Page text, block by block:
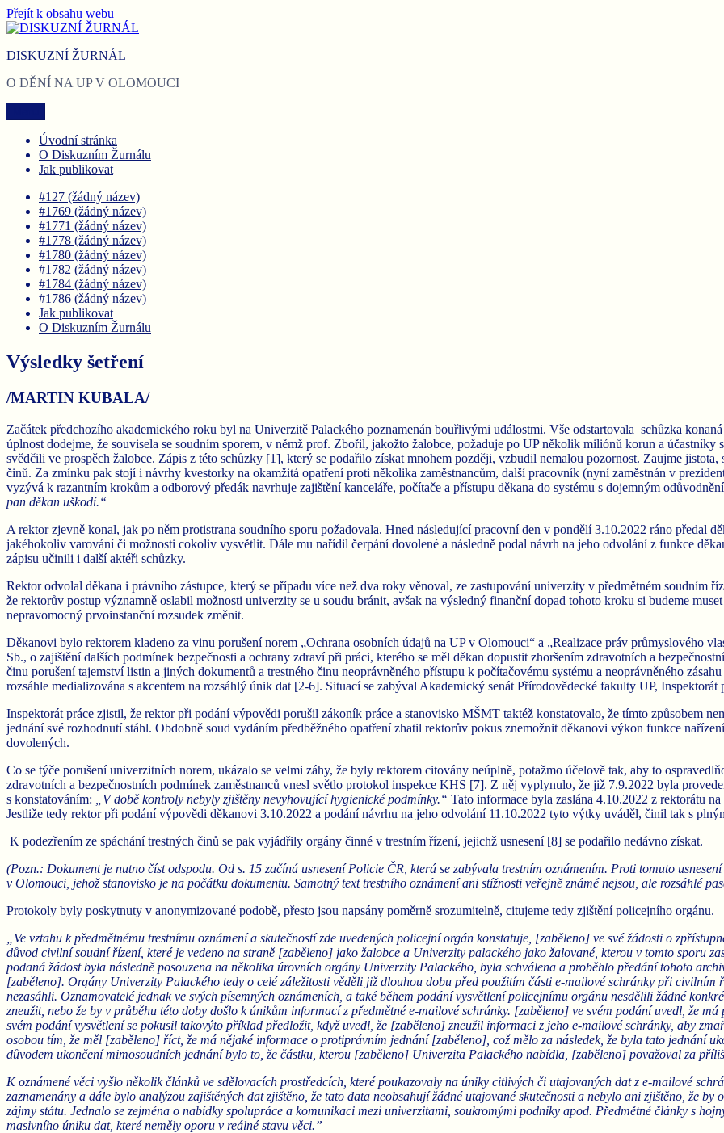
Přejít k obsahu webu
DISKUZNÍ ŽURNÁL
O DĚNÍ NA UP V OLOMOUCI
Úvodní stránka
O Diskuzním Žurnálu
Jak publikovat
#127 (žádný název)
#1769 (žádný název)
#1771 (žádný název)
#1778 (žádný název)
#1780 (žádný název)
#1782 (žádný název)
#1784 (žádný název)
#1786 (žádný název)
Jak publikovat
O Diskuzním Žurnálu
Výsledky šetření
/MARTIN KUBALA/
Začátek předchozího akademického roku byl na Univerzitě Palackého poznamenán bouřlivými událostmi. Vše odstartovala schůzka
úplnost dodejme, že souvisela se soudním sporem, v němž prof. Zbořil, jakožto žalobce, požaduje po UP několik miliónů korun a
svědčili ve prospěch žalobce. Zápis z této schůzky [1], který se podařilo získat mnohem později, vzbudil nemalou pozornost. Zaujme
činů. Za zmínku pak stojí i návrhy kvestorky na okamžitá opatření proti několika zaměstnancům, další pracovník (nyní zaměstnán v
vyzývá k razantním krokům a odborový předák navrhuje zajištění kanceláře, počítače a přístupu děkana do systému s dojemným
pan děkan uškodí.“
A rektor zjevně konal, jak po něm protistrana soudního sporu požadovala. Hned následující pracovní den v pondělí 3.10.2022 ráno předal
jakéhokoliv varování či možnosti cokoliv vysvětlit. Dále mu nařídil čerpání dovolené a následně podal návrh na jeho odvolání z funkce
zápisu učinili i další aktéři schůzky.
Rektor odvolal děkana i právního zástupce, který se případu více než dva roky věnoval, ze zastupování univerzity v předmětném soudním
že rektorův postup významně oslabil možnosti univerzity se u soudu bránit, avšak na výsledný finanční dopad tohoto kroku si budeme
nepravomocný prvoinstanční rozsudek změnit.
Děkanovi bylo rektorem kladeno za vinu porušení norem „Ochrana osobních údajů na UP v Olomouci“ a „Realizace práv průmyslového
Sb., o zajištění dalších podmínek bezpečnosti a ochrany zdraví při práci, kterého se měl děkan dopustit zhoršením zdravotních a
činu porušení tajemství listin a jiných dokumentů a trestného činu neoprávněného přístupu k počítačovému systému a neoprávněného
rozsáhle medializována s akcentem na rozsáhlý únik dat [2-6]. Situací se zabýval Akademický senát Přírodovědecké fakulty UP,
Inspektorát práce zjistil, že rektor při podání výpovědi porušil zákoník práce a stanovisko MŠMT taktéž konstatovalo, že tímto způsobem
jednání své rozhodnutí stáhl. Obdobně soud vydáním předběžného opatření zhatil rektorův pokus znemožnit děkanovi výkon funkce
dovolených.
Co se týče porušení univerzitních norem, ukázalo se velmi záhy, že byly rektorem citovány neúplně, potažmo účelově tak, aby to
zdravotních a bezpečnostních podmínek zaměstnanců vnesl světlo protokol inspekce KHS [7]. Z něj vyplynulo, že již 7.9.2022 byla
s konstatováním:
„V době kontroly nebyly zjištěny nevyhovující hygienické podmínky.“ Tato informace byla zaslána 4.10.2022 z rektorátu
Jestliže tedy rektor při podání výpovědi děkanovi 3.10.2022 a podání návrhu na jeho odvolání 11.10.2022 tyto výtky uváděl, činil tak s
K podezřením ze spáchání trestných činů se pak vyjádřily orgány činné v trestním řízení, jejichž usnesení [8] se podařilo nedávno získat.
(Pozn.: Dokument je nutno číst odspodu. Od s. 15 začíná usnesení Policie ČR, která se zabývala trestním oznámením. Proti tomuto
v Olomouci, jehož stanovisko je na počátku dokumentu. Samotný text trestního oznámení ani stížnosti veřejně známé nejsou, ale rozsáhlé
Protokoly byly poskytnuty v anonymizované podobě, přesto jsou napsány poměrně srozumitelně, citujeme tedy zjištění policejního orgánu.
„Ve vztahu k předmětnému trestnímu oznámení a skutečností zde uvedených policejní orgán konstatuje, [zaběleno] ve své žádosti o
důvod civilní soudní řízení, které je vedeno na straně [zaběleno] jako žalobce a Univerzity palackého jako žalované, kterou v tomto sporu
podaná žádost byla následně posouzena na několika úrovních orgány Univerzity Palackého, byla schválena a proběhlo předání tohoto
[zaběleno]. Orgány Univerzity Palackého tedy o celé záležitosti věděli již dlouhou dobu před použitím části e-mailové schránky při civilním
nezasáhli. Oznamovatelé jednak ve svých písemných oznámeních, a také během podání vysvětlení policejnímu orgánu nesdělili žádné
zneužit, nebo že by v průběhu této doby došlo k únikům informací z předmětné e-mailové schránky. [zaběleno] ve svém podání uvedl, že
svém podání vysvětlení se pokusil takovýto příklad předložit, když uvedl, že [zaběleno] zneužil informaci z jeho e-mailové schránky, aby
osobou tím, že měl [zaběleno] říct, že má nějaké informace o protiprávním jednání [zaběleno], což mělo za následek, že byla tato jednání
důvodem ukončení mimosoudních jednání bylo to, že částku, kterou [zaběleno] Univerzita Palackého nabídla, [zaběleno] považoval za
K oznámené věci vyšlo několik článků ve sdělovacích prostředcích, které poukazovaly na úniky citlivých či utajovaných dat z e-mailové
zaznamenány a dále bylo analýzou zajištěných dat zjištěno, že tato data neobsahují žádné utajované skutečnosti a nebylo ani zjištěno, že
zájmy státu. Jednalo se zejména o nabídky spolupráce a komunikaci mezi univerzitami, soukromými podniky apod. Předmětné články s
masivního úniku dat, které neměly oporu v reálné stavu věci.”